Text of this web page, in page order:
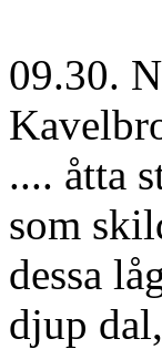
09.30.
.... åtta
som
dessa
djup